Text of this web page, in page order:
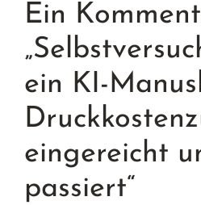
Ein
ein KI-
eingereicht
passiert“